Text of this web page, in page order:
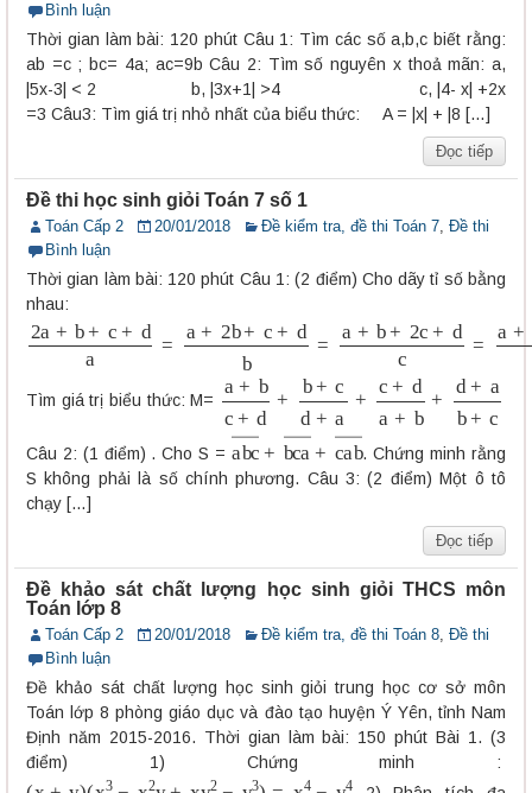
Bình luận
Thời gian làm bài: 120 phút Câu 1: Tìm các số a,b,c biết rằng:
ab =c ; bc= 4a; ac=9b Câu 2: Tìm số nguyên x thoả mãn: a,
|5x-3| < 2 b, |3x+1| >4 c, |4- x| +2x
=3 Câu3: Tìm giá trị nhỏ nhất của biểu thức: A = |x| + |8 […]
Đọc tiếp
Đề thi học sinh giỏi Toán 7 số 1
Toán Cấp 2 20/01/2018 Đề kiểm tra, đề thi Toán 7, Đề thi
Bình luận
Thời gian làm bài: 120 phút Câu 1: (2 điểm) Cho dãy tỉ số bằng
nhau:
2a+b +c+ d a= a + c+ db= a+b +2 dc = a+b +c+2 dd
Tìm giá trị biểu thức: M= a+b c+ d b+c d a +c + da + +d+ ab
Câu 2: (1 điểm) . Cho S = abc ―+bc ―+c b ―
. Chứng minh rằng
S không phải là số chính phương. Câu 3: (2 điểm) Một ô tô
chạy […]
Đọc tiếp
Đề khảo sát chất lượng học sinh giỏi THCS môn
Toán lớp 8
Toán Cấp 2 20/01/2018 Đề kiểm tra, đề thi Toán 8 Đề thi
Bình luận
Đề khảo sát chất lượng học sinh giỏi trung học cơ sở môn
Toán lớp 8 phòng giáo dục và đào tạo huyện Ý Yên, tỉnh Nam
Định năm 2015-2016. Thời gian làm bài: 150 phút Bài 1. (3
điểm) 1) Chứng minh :
( x 3 −x +x 3) 4−